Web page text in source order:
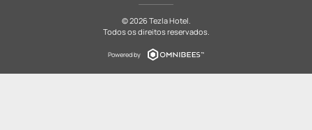
© 2026 Tezla Hotel.
Todos os direitos reservados.
Powered by